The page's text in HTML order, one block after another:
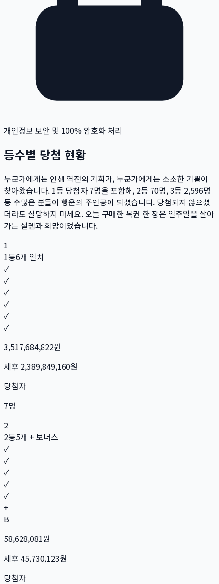
개인정보 보안 및 100% 암호화 처리
등수별 당첨 현황
누군가에게는 인생 역전의 기회가, 누군가에게는 소소한 기쁨이
찾아왔습니다. 1등 당첨자 7명을 포함해, 2등 70명, 3등 2,596명
등 수많은 분들이 행운의 주인공이 되셨습니다. 당첨되지 않으셨
더라도 실망하지 마세요. 오늘 구매한 복권 한 장은 일주일을 살아
가는 설렘과 희망이었습니다.
1
1등6개 일치
✓
✓
✓
✓
✓
✓
3,517,684,822원
세후 2,389,849,160원
당첨자
7명
2
2등5개 + 보너스
✓
✓
✓
✓
✓
+
B
58,628,081원
세후 45,730,123원
당첨자